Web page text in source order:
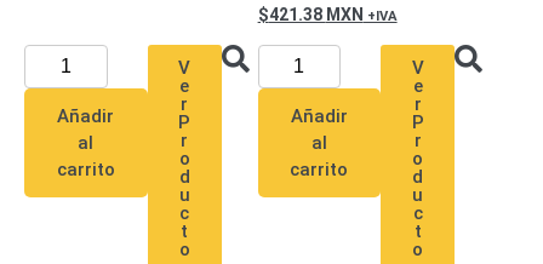
Añadir
al
carrito
V
e
r
P
r
o
d
u
c
t
o
421.38 MXN
Añadir
al
carrito
V
e
r
P
r
o
d
u
c
t
o